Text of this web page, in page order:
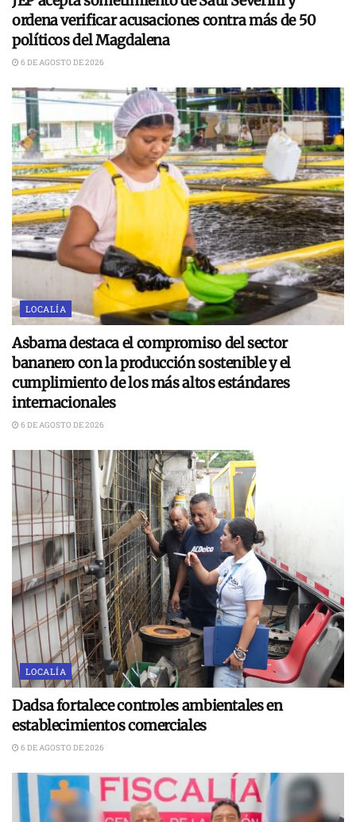
ordena verificar acusaciones contra más de 50
políticos del Magdalena
6 DE AGOSTO DE 2026
LOCALÍA
Asbama destaca el compromiso del sector
bananero con la producción sostenible y el
cumplimiento de los más altos estándares
internacionales
6 DE AGOSTO DE 2026
LOCALÍA
Dadsa fortalece controles ambientales en
establecimientos comerciales
6 DE AGOSTO DE 2026